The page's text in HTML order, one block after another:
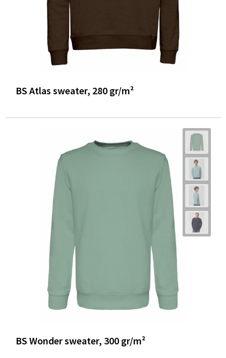
BS Atlas sweater, 280 gr/m²
BS Wonder sweater, 300 gr/m²